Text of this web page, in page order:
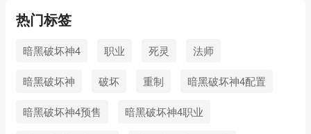
热门标签
暗黑破坏神4 职业 死灵 法师
暗黑破坏神 破坏 重制 暗黑破坏神4配置
暗黑破坏神4预售 暗黑破坏神4职业